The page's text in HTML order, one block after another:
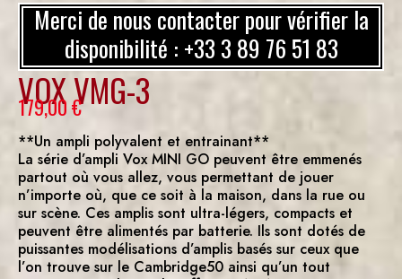
Merci de nous contacter pour vérifier la
disponibilité : +33 3 89 76 51 83
VOX VMG-3
179,00€
**Un ampli polyvalent et entrainant**
La série d’ampli Vox MINI GO peuvent être emmenés
partout où vous allez, vous permettant de jouer
n’importe où, que ce soit à la maison, dans la rue ou
sur scène. Ces amplis sont ultra-légers, compacts et
peuvent être alimentés par batterie. Ils sont dotés de
puissantes modélisations d’amplis basés sur ceux que
l’on trouve sur le Cambridge50 ainsi qu’un tout